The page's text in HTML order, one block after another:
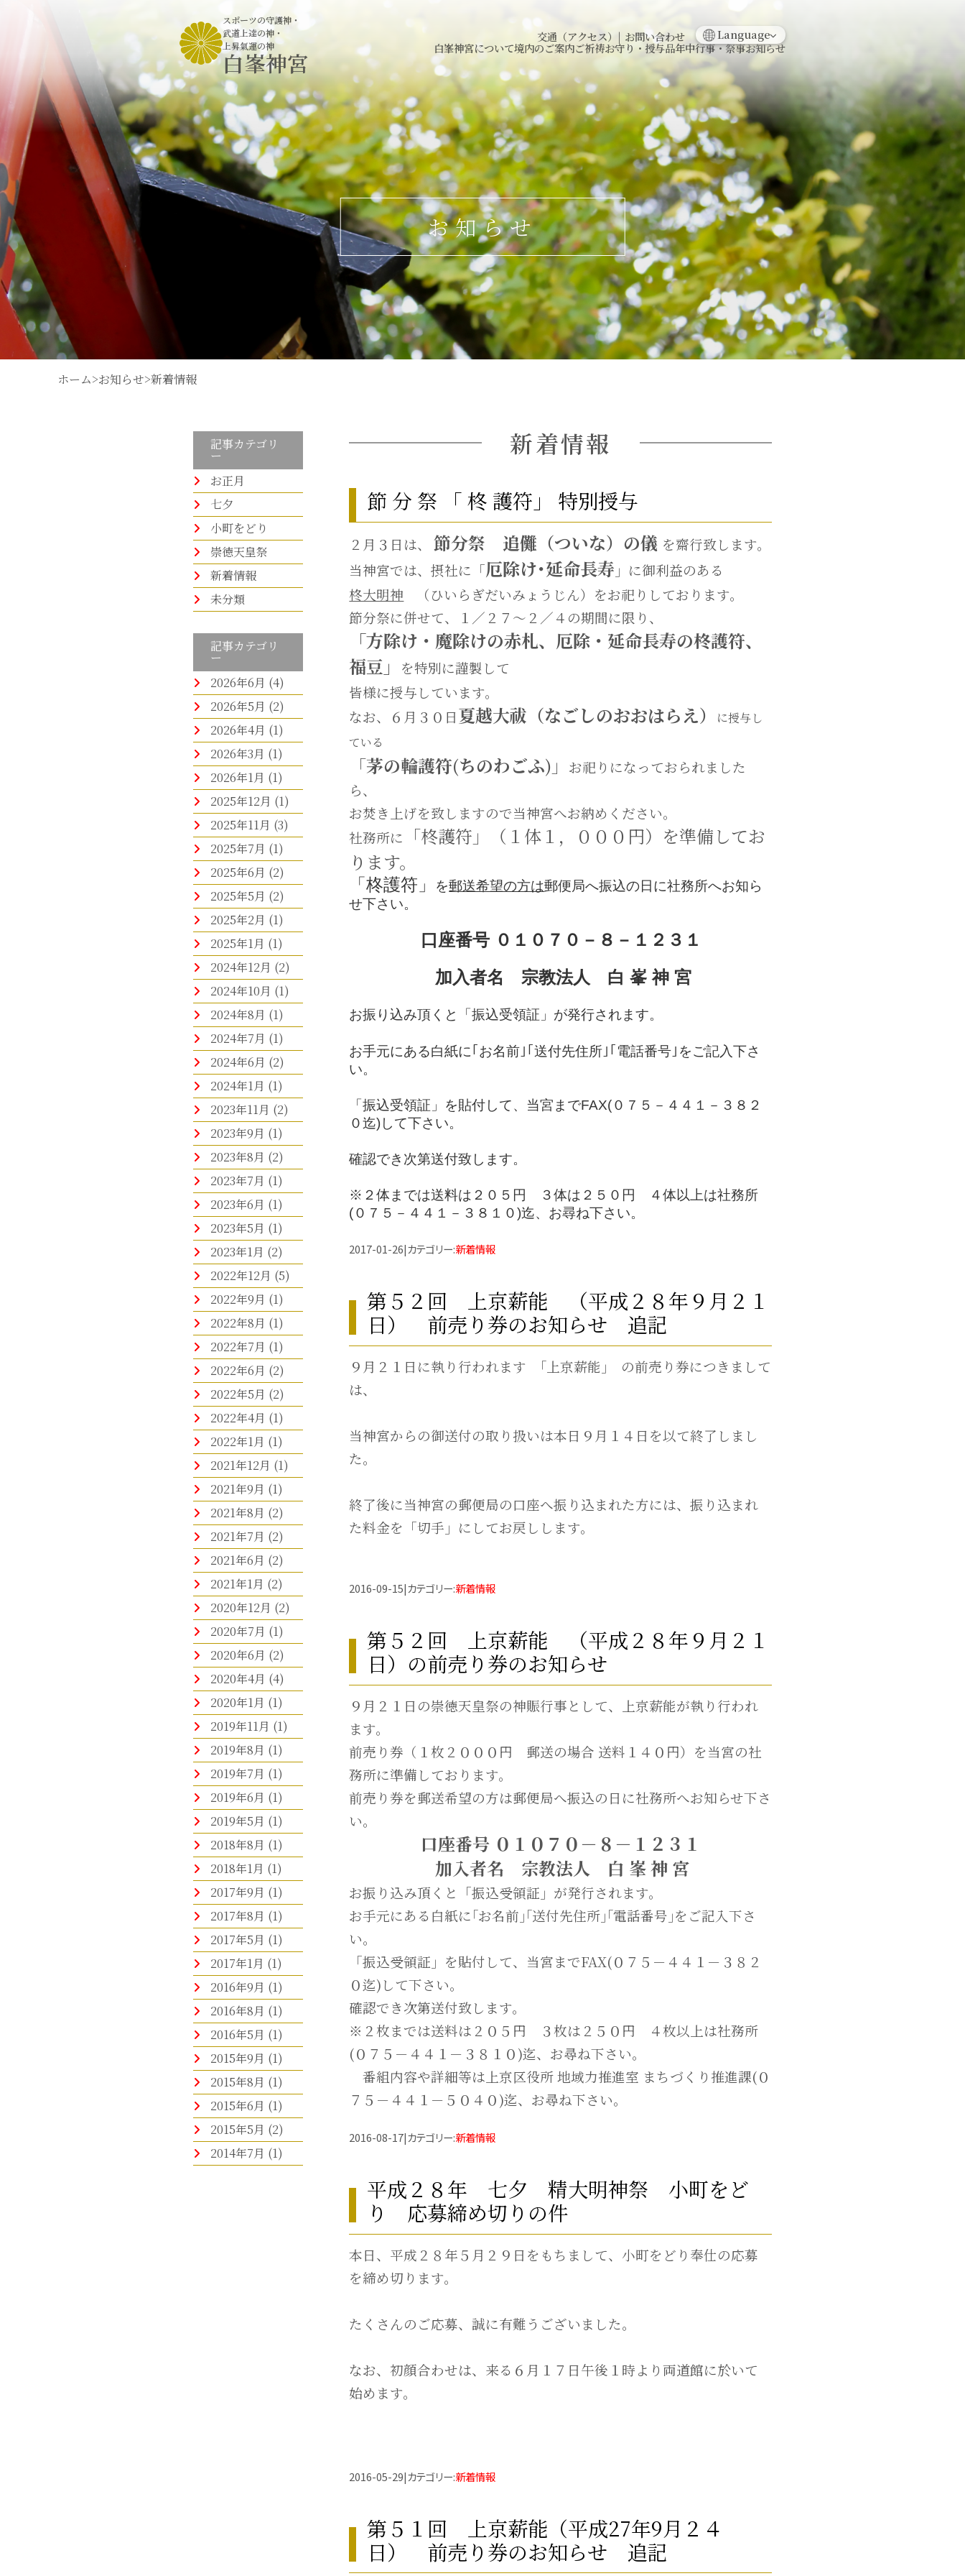
スポーツの守護神 ・
武道上達の神 ・
上昇氣運の神
白峯神宮
交通（アクセス） | お問い合わせ Language
English
白峯神宮について境内のご案内ご祈祷お守り・授与品年中行事・祭事お知らせ
お知らせ
ホーム>お知らせ>新着情報
記事カテゴリ
ー
お正月
七夕
小町をどり
崇徳天皇祭
新着情報
未分類
記事カテゴリ
ー
2026年6月 (4)
2026年5月 (2)
2026年4月 (1)
2026年3月 (1)
2026年1月 (1)
2025年12月 (1)
2025年11月 (3)
2025年7月 (1)
2025年6月 (2)
2025年5月 (2)
2025年2月 (1)
2025年1月 (1)
2024年12月 (2)
2024年10月 (1)
2024年8月 (1)
2024年7月 (1)
2024年6月 (2)
2024年1月 (1)
2023年11月 (2)
2023年9月 (1)
2023年8月 (2)
2023年7月 (1)
2023年6月 (1)
2023年5月 (1)
2023年1月 (2)
2022年12月 (5)
2022年9月 (1)
2022年8月 (1)
2022年7月 (1)
2022年6月 (2)
2022年5月 (2)
2022年4月 (1)
2022年1月 (1)
2021年12月 (1)
2021年9月 (1)
2021年8月 (2)
2021年7月 (2)
2021年6月 (2)
2021年1月 (2)
2020年12月 (2)
2020年7月 (1)
2020年6月 (2)
2020年4月 (4)
2020年1月 (1)
2019年11月 (1)
2019年8月 (1)
2019年7月 (1)
2019年6月 (1)
2019年5月 (1)
2018年8月 (1)
2018年1月 (1)
2017年9月 (1)
2017年8月 (1)
2017年5月 (1)
2017年1月 (1)
2016年9月 (1)
2016年8月 (1)
2016年5月 (1)
2015年9月 (1)
2015年8月 (1)
2015年6月 (1)
2015年5月 (2)
2014年7月 (1)
新着情報
節 分 祭 「 柊 護符」 特別授与
２月３日は、 節分祭 追儺（ついな）の儀 を齋行致します。
当神宮では、摂社に「厄除け･延命長寿 」に御利益のある
柊大明神
（ひいらぎだいみょうじん）をお祀りしております。
節分祭に併せて、１／２７～２／４の期間に限り、
「方除け・魔除けの赤札、厄除・延命長寿の柊護符、
福豆」
を特別に謹製して
皆様に授与しています。
なお、６月３０日夏越大祓（なごしのおおはらえ）
に授与し
ている
「茅の輪護符(ちのわごふ) 」
お祀りになっておられました
ら、
お焚き上げを致しますので当神宮へお納めください。
社務所に
「柊護符」（１体１，０００円）を準備してお
ります。
「柊護符」 を郵送希望の方は郵便局へ振込の日に社務所へお知ら
せ下さい。
口座番号 ０１０７０－８－１２３１
加入者名 宗教法人 白 峯 神 宮
お振り込み頂くと「振込受領証」が発行されます。
お手元にある白紙に｢お名前｣｢送付先住所｣｢電話番号｣をご記入下さ
い。
「振込受領証」を貼付して、当宮までFAX(０７５－４４１－３８２
０迄)して下さい。
確認でき次第送付致します。
※２体までは送料は２０５円 ３体は２５０円 ４体以上は社務所
(０７５－４４１－３８１０)迄、お尋ね下さい。
2017-01-26|カテゴリー:新着情報
第５２回 上京薪能 （平成２８年９月２１
日） 前売り券のお知らせ 追記
９月２１日に執り行われます ｢上京薪能｣ の前売り券につきまして
は、
当神宮からの御送付の取り扱いは本日９月１４日を以て終了しまし
た。
終了後に当神宮の郵便局の口座へ振り込まれた方には、振り込まれ
た料金を「切手」にしてお戻しします。
2016-09-15|カテゴリー:新着情報
第５２回 上京薪能 （平成２８年９月２１
日）の前売り券のお知らせ
９月２１日の崇徳天皇祭の神賑行事として、上京薪能が執り行われ
ます。
前売り券（１枚２０００円 郵送の場合 送料１４０円）を当宮の社
務所に準備しております。
前売り券を郵送希望の方は郵便局へ振込の日に社務所へお知らせ下さ
い。
口座番号 ０１０７０－８－１２３１
加入者名 宗教法人 白 峯 神 宮
お振り込み頂くと「振込受領証」が発行されます。
お手元にある白紙に｢お名前｣｢送付先住所｣｢電話番号｣をご記入下さ
い。
「振込受領証」を貼付して、当宮までFAX(０７５－４４１－３８２
０迄)して下さい。
確認でき次第送付致します。
※２枚までは送料は２０５円 ３枚は２５０円 ４枚以上は社務所
(０７５－４４１－３８１０)迄、お尋ね下さい。
番組内容や詳細等は上京区役所 地域力推進室 まちづくり推進課(０
７５－４４１－５０４０)迄、お尋ね下さい。
2016-08-17|カテゴリー:新着情報
平成２８年 七夕 精大明神祭 小町をど
り 応募締め切りの件
本日、平成２８年５月２９日をもちまして、小町をどり奉仕の応募
を締め切ります。
たくさんのご応募、誠に有難うございました。
なお、初顔合わせは、来る６月１７日午後１時より両道館に於いて
始めます。
2016-05-29|カテゴリー:新着情報
第５１回 上京薪能（平成27年9月２４
日） 前売り券のお知らせ 追記